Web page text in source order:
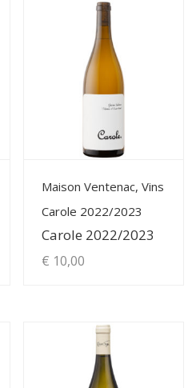
View Details
Maison Ventenac, Vins
Carole 2022/2023
Carole 2022/2023
€ 10,00